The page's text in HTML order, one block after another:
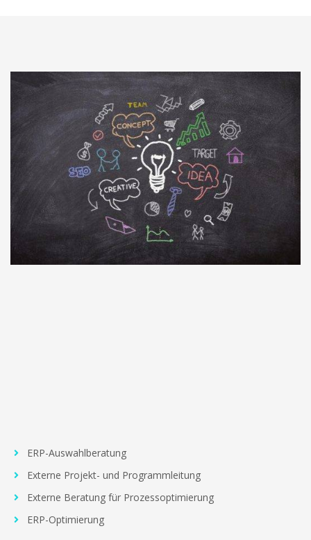
ERP-Auswahlberatung
Externe Projekt- und Programmleitung
Externe Beratung für Prozessoptimierung
ERP-Optimierung